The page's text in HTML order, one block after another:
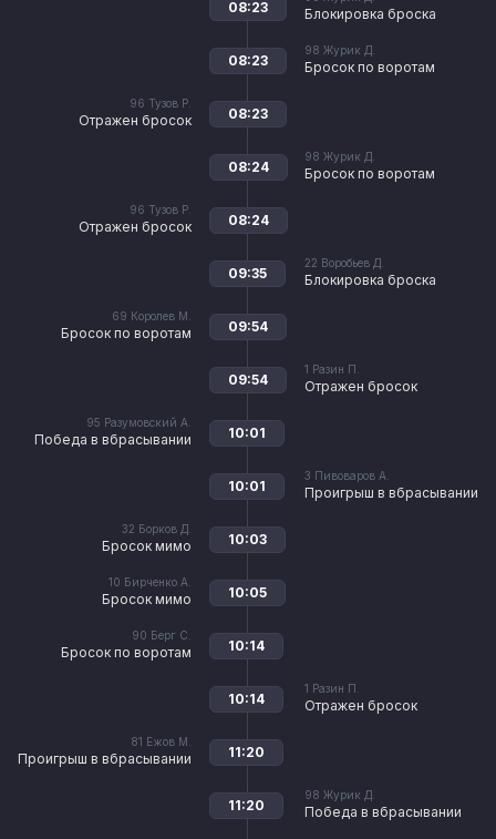
Блокировка броска
08:23
98 Журик Д.
Бросок по воротам
08:23
96 Тузов Р.
Отражен бросок 08:23
98 Журик Д.
Бросок по воротам
08:24
96 Тузов Р.
Отражен бросок 08:24
22 Воробьев Д.
Блокировка броска
09:35
69 Королев М.
Бросок по воротам 09:54
1 Разин П.
Отражен бросок
09:54
95 Разумовский А.
Победа в вбрасывании 10:01
3 Пивоваров А.
Проигрыш в вбрасывании
10:01
32 Борков Д.
Бросок мимо 10:03
10 Бирченко А.
Бросок мимо 10:05
90 Берг С.
Бросок по воротам 10:14
1 Разин П.
Отражен бросок
10:14
81 Ежов М.
Проигрыш в вбрасывании 11:20
98 Журик Д.
Победа в вбрасывании
11:20